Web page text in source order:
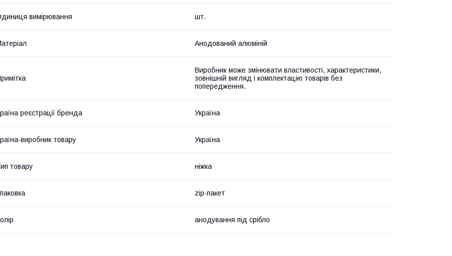
вимірювання шт.
Анодований алюміній
Виробник може змінювати властивості, характеристики,
зовнішній вигляд і комплектацію товарів без
попередження.
реєстрації бренда Україна
виробник товару Україна
товару ніжка
zip-пакет
анодування під срібло